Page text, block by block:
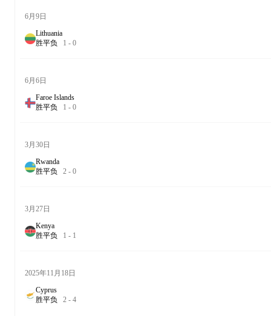
6月9日
Lithuania
胜平负 1 - 0
6月6日
Faroe Islands
胜平负 1 - 0
3月30日
Rwanda
胜平负 2 - 0
3月27日
Kenya
胜平负 1 - 1
2025年11月18日
Cyprus
胜平负 2 - 4